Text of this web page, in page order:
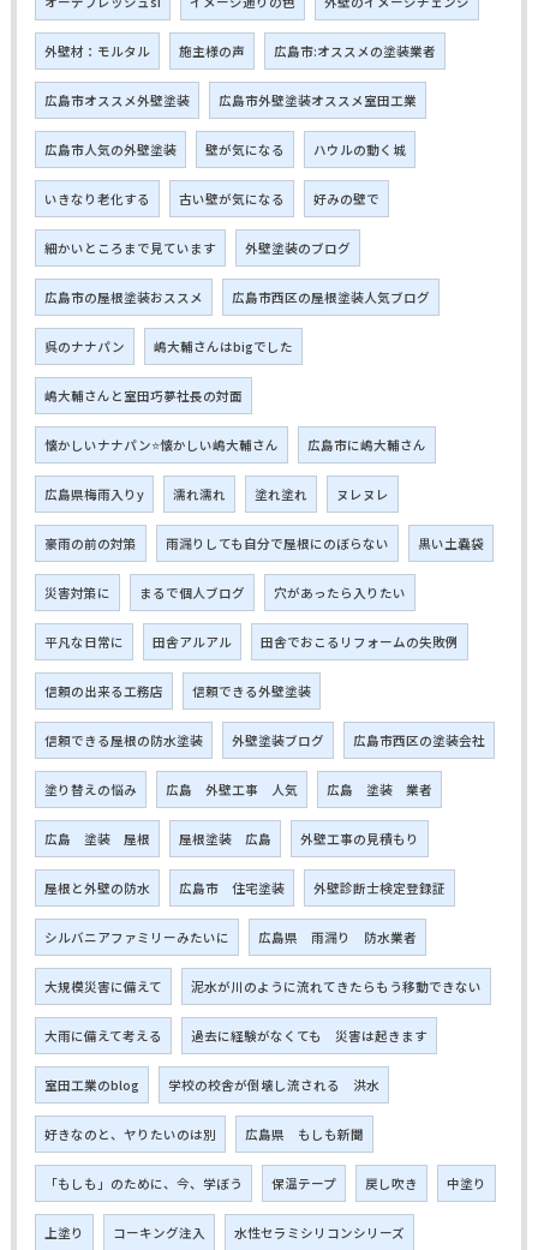
外壁材：モルタル 施主様の声 広島市:オススメの塗装業者
広島市オススメ外壁塗装 広島市外壁塗装オススメ室田工業
広島市人気の外壁塗装 壁が気になる ハウルの動く城
いきなり老化する 古い壁が気になる 好みの壁で
細かいところまで見ています 外壁塗装のブログ
広島市の屋根塗装おススメ 広島市西区の屋根塗装人気ブログ
呉のナナパン 嶋大輔さんはbigでした
嶋大輔さんと室田巧夢社長の対面
懐かしいナナパン⭐懐かしい嶋大輔さん 広島市に嶋大輔さん
広島県梅雨入りy 濡れ濡れ 塗れ塗れ ヌレヌレ
豪雨の前の対策 雨漏りしても自分で屋根にのぼらない 黒い土嚢袋
災害対策に まるで個人ブログ 穴があったら入りたい
平凡な日常に 田舎アルアル 田舎でおこるリフォームの失敗例
信頼の出来る工務店 信頼できる外壁塗装
信頼できる屋根の防水塗装 外壁塗装ブログ 広島市西区の塗装会社
塗り替えの悩み 広島 外壁工事 人気 広島 塗装 業者
広島 塗装 屋根 屋根塗装 広島 外壁工事の見積もり
屋根と外壁の防水 広島市 住宅塗装 外壁診断士検定登録証
シルバニアファミリーみたいに 広島県 雨漏り 防水業者
大規模災害に備えて 泥水が川のように流れてきたらもう移動できない
大雨に備えて考える 過去に経験がなくても 災害は起きます
室田工業のblog 学校の校舎が倒壊し流される 洪水
好きなのと、ヤりたいのは別 広島県 もしも新聞
「もしも」のために、今、学ぼう 保温テープ 戻し吹き 中塗り
上塗り コーキング注入 水性セラミシリコンシリーズ